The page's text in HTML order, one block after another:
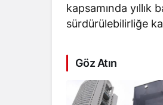
kapsamında yıllık
sürdürülebilirliğe
Göz Atın